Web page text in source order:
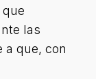
las
a que, con